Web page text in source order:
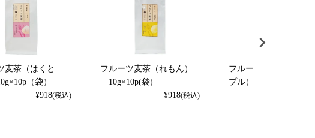
麦茶（はくと
（袋）
¥918(税込)
フルーツ麦茶（れもん）
10g×10p(袋)
¥918(税込)
フルーツ麦茶（パイナ
プル） 10g×10p（袋